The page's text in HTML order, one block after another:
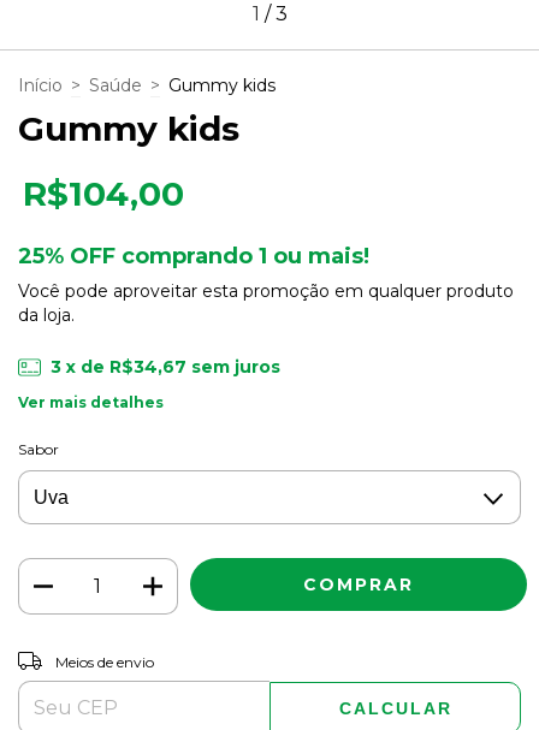
1 /3
Início > Saúde > Gummy kids
Gummy kids
R$104,00
25% OFF comprando 1 ou mais!
Você pode aproveitar esta promoção em qualquer produto
da loja.
3 x de R$34,67 sem juros
Ver mais detalhes
Sabor
Entregas para o CEP:
Meios de envio
CALCULAR